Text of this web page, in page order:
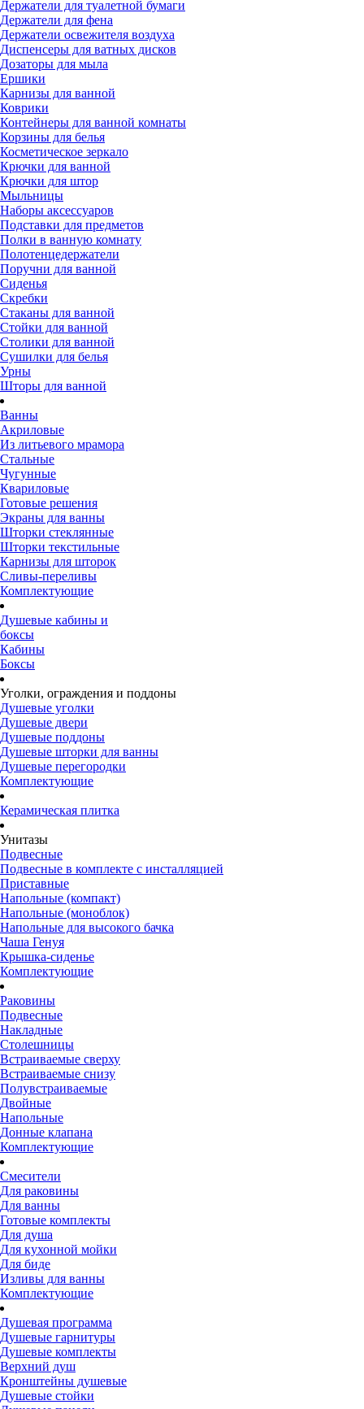
Держатели для туалетной бумаги
Держатели для фена
Держатели освежителя воздуха
Диспенсеры для ватных дисков
Дозаторы для мыла
Ершики
Карнизы для ванной
Коврики
Контейнеры для ванной комнаты
Корзины для белья
Косметическое зеркало
Крючки для ванной
Крючки для штор
Мыльницы
Наборы аксессуаров
Подставки для предметов
Полки в ванную комнату
Полотенцедержатели
Поручни для ванной
Сиденья
Скребки
Стаканы для ванной
Стойки для ванной
Столики для ванной
Сушилки для белья
Урны
Шторы для ванной
Ванны
Акриловые
Из литьевого мрамора
Стальные
Чугунные
Квариловые
Готовые решения
Экраны для ванны
Шторки стеклянные
Шторки текстильные
Карнизы для шторок
Сливы-переливы
Комплектующие
Душевые кабины и
боксы
Кабины
Боксы
Уголки, ограждения и поддоны
Душевые уголки
Душевые двери
Душевые поддоны
Душевые шторки для ванны
Душевые перегородки
Комплектующие
Керамическая плитка
Унитазы
Подвесные
Подвесные в комплекте с инсталляцией
Приставные
Напольные (компакт)
Напольные (моноблок)
Напольные для высокого бачка
Чаша Генуя
Крышка-сиденье
Комплектующие
Раковины
Подвесные
Накладные
Столешницы
Встраиваемые сверху
Встраиваемые снизу
Полувстраиваемые
Двойные
Напольные
Донные клапана
Комплектующие
Смесители
Для раковины
Для ванны
Готовые комплекты
Для душа
Для кухонной мойки
Для биде
Изливы для ванны
Комплектующие
Душевая программа
Душевые гарнитуры
Душевые комплекты
Верхний душ
Кронштейны душевые
Душевые стойки